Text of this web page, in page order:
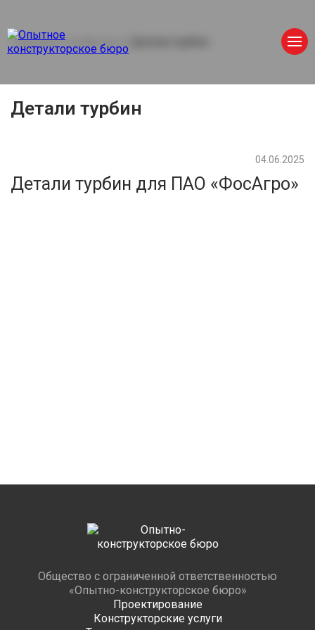
Главная/Портфолио
Детали турбин
04.06.2025
Детали турбин для ПАО «ФосАгро»
Общество с ограниченной ответственностью
«Опытно-конструкторское бюро»
Проектирование
Конструкторские услуги